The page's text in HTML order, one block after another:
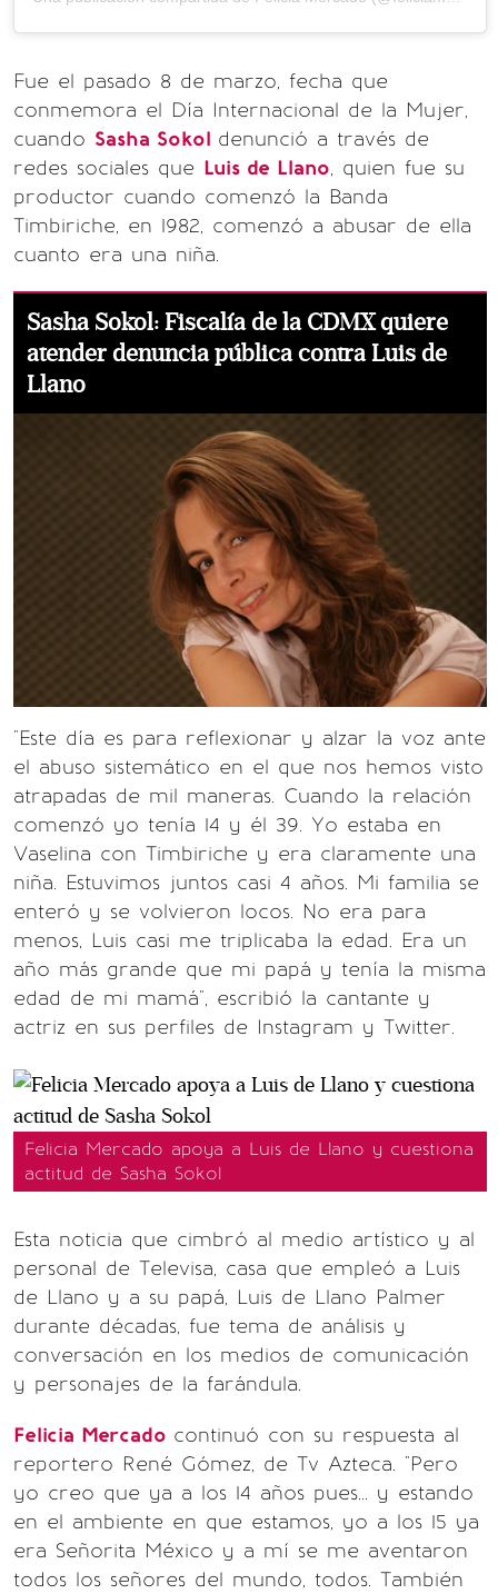
Fue el pasado 8 de marzo, fecha que
conmemora el Día Internacional de la Mujer,
cuando Sasha Sokol denunció a través de
redes sociales que Luis de Llano, quien fue su
productor cuando comenzó la Banda
Timbiriche, en 1982, comenzó a abusar de ella
cuanto era una niña.
Sasha Sokol: Fiscalía de la CDMX quiere
atender denuncia pública contra Luis de
Llano
"Este día es para reflexionar y alzar la voz ante
el abuso sistemático en el que nos hemos visto
atrapadas de mil maneras. Cuando la relación
comenzó yo tenía 14 y él 39. Yo estaba en
Vaselina con Timbiriche y era claramente una
niña. Estuvimos juntos casi 4 años. Mi familia se
enteró y se volvieron locos. No era para
menos, Luis casi me triplicaba la edad. Era un
año más grande que mi papá y tenía la misma
edad de mi mamá", escribió la cantante y
actriz en sus perfiles de Instagram y Twitter.
Felicia Mercado apoya a Luis de Llano y cuestiona
actitud de Sasha Sokol
Esta noticia que cimbró al medio artístico y al
personal de Televisa, casa que empleó a Luis
de Llano y a su papá, Luis de Llano Palmer
durante décadas, fue tema de análisis y
conversación en los medios de comunicación
y personajes de la farándula.
Felicia Mercado continuó con su respuesta al
reportero René Gómez, de Tv Azteca. "Pero
yo creo que ya a los 14 años pues... y estando
en el ambiente en que estamos, yo a los 15 ya
era Señorita México y a mí se me aventaron
todos los señores del mundo, todos. También